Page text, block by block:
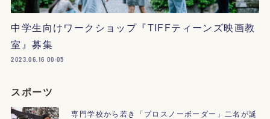
中学生向けワークショップ『TIFFティーンズ映画教
室』募集
2023.06.16 00:05
スポーツ
専門学校から若き「プロスノーボーダー」二名が誕